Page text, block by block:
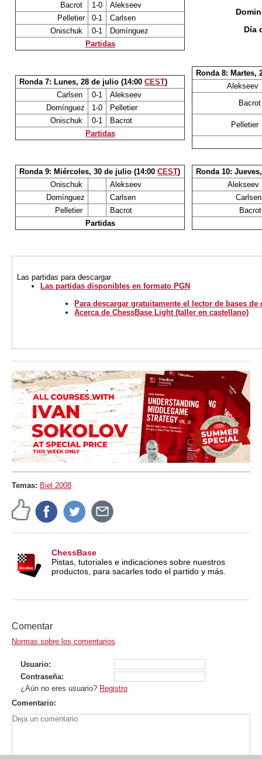
Bacrot
1-0
Alekseev
Pelletier
0-1
Carlsen
Onischuk
0-1
Domínguez
Partidas
Día
Ronda 7: Lunes, 28 de julio (14:00 CEST)
Carlsen
0-1
Alekseev
Domínguez
1-0
Pelletier
Onischuk
0-1
Bacrot
Partidas
Ronda 8: Martes,
Alekseev
Bacrot
Pelletier
Ronda 9: Miércoles, 30 de julio (14:00 CEST)
Onischuk
Alekseev
Domínguez
Carlsen
Pelletier
Bacrot
Partidas
Ronda 10:
Alekseev
Carlsen
Bacrot
Las partidas para descargar
Las partidas disponibles en formato PGN
Para descargar gratuitamente el lector de bases de
Acerca de ChessBase Light (taller en castellano)
Temas: Biel 2008
ChessBase
Pistas, tutoriales e indicaciones sobre nuestros
productos, para sacarles todo el partido y más.
Comentar
Normas sobre los comentarios
Usuario
Contraseña
¿Aún no eres usuario? Registro
Comentario